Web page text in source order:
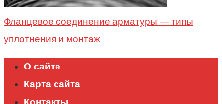
Фланцевое соединение арматуры — типы
уплотнения и монтаж
О сайте
Карта сайта
Контакты